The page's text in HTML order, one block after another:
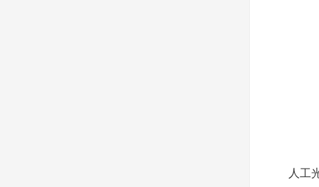
人工光